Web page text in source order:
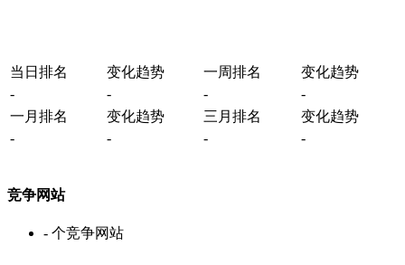
当日排名 变化趋势 一周排名
变化趋势
-
- -
-
一月排名
变化趋势 三月排名
变化趋势
-
- - -
竞争网站
- 个竞争网站